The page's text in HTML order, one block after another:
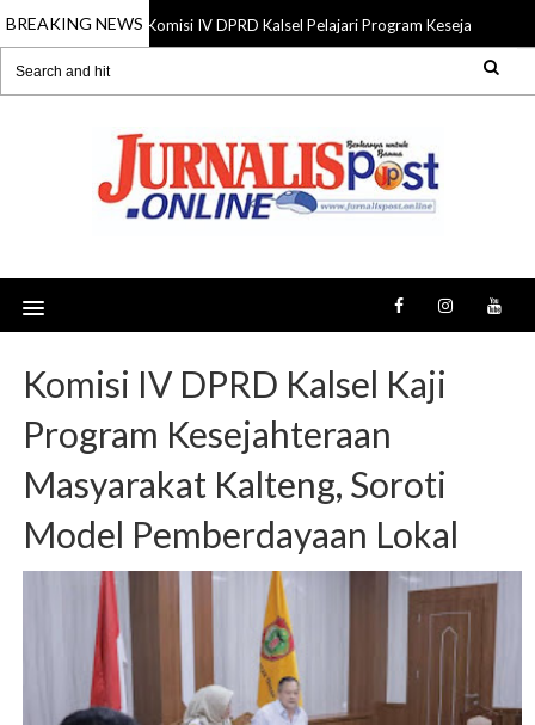
BREAKING NEWS
06 Aug 2026 Komisi IV DPRD Kalsel Pelajari Program
Komisi IV DPRD Kalsel Kaji
Program Kesejahteraan
Masyarakat Kalteng, Soroti
Model Pemberdayaan Lokal